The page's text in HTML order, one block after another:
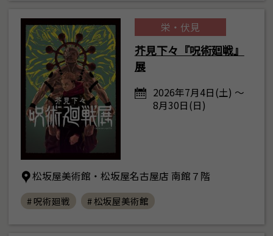
栄・伏見
芥見下々『呪術廻戦』
展
2026年7月4日(土) ～
8月30日(日)
松坂屋美術館・松坂屋名古屋店 南館７階
# 呪術廻戦 # 松坂屋美術館